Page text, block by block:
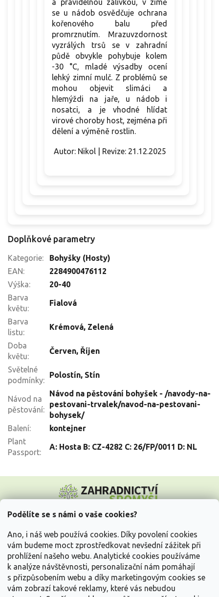
Podělíte se s námi o vaše cookies?
Ano, i náš web používá cookies. Díky povolení cookies
vám budeme moct zprostředkovat nevšední zážitek při
prohlížení našeho webu. Analytické cookies používáme
k analýze návštěvnosti, personalizační nám pomáhají
s přizpůsobením webu a díky marketingovým cookies se
vám zobrazí takové reklamy, které vás nebudou
a pravidelnou zálivkou, v zimě
se u nádob osvědčuje ochrana
kořenového balu před
promrznutím. Mrazuvzdornost
vyzrálých trsů se v zahradní
půdě obvykle pohybuje kolem
-30 °C, mladé výsadby ocení
lehký zimní mulč. Z problémů se
mohou objevit slimáci a
hlemýždi na jaře, u nádob i
nosatci, a je vhodné hlídat
virové choroby host, zejména při
dělení a výměně rostlin.
Autor: Nikol | Revize: 21.12.2025
Doplňkové parametry
Kategorie:
Bohyšky (Hosty)
EAN:
2284900476112
Výška:
20-40
Barva
květu:
Fialová
Barva
listu:
Krémová, Zelená
Doba
květu:
Červen, Říjen
Světelné
podmínky:
Polostín, Stín
Návod na
pěstování:
Návod na pěstování bohyšek - /navody-na-
pestovani-trvalek/navod-na-pestovani-
bohysek/
Balení:
kontejner
Plant
Passport:
A: Hosta B: CZ-4282 C: 26/FP/0011 D: NL
p
Vše o nákupu
Informace pro Vás
Kontakujte nás